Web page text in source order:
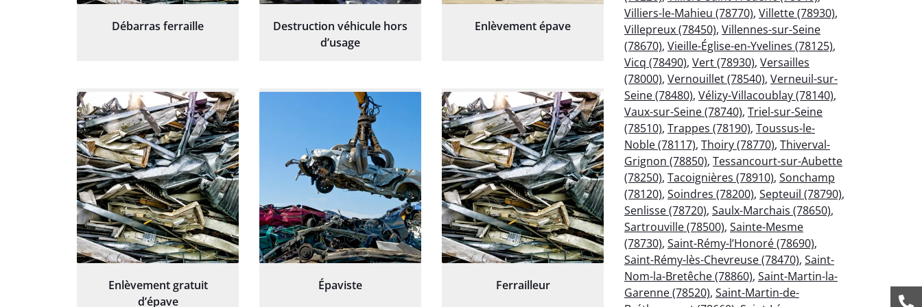
Débarras ferraille
Destruction véhicule hors
d’usage
Enlèvement épave
Enlèvement gratuit
d’épave
Épaviste Ferrailleur
Villiers-le-Mahieu (78770), Villette (78930),
Villepreux (78450), Villennes-sur-Seine
(78670), Vieille-Église-en-Yvelines (78125),
Vicq (78490), Vert (78930), Versailles
(78000), Vernouillet (78540), Verneuil-sur-
Seine (78480), Vélizy-Villacoublay (78140),
Vaux-sur-Seine (78740), Triel-sur-Seine
(78510), Trappes (78190), Toussus-le-
Noble (78117), Thoiry (78770), Thiverval-
Grignon (78850), Tessancourt-sur-Aubette
(78250), Tacoignières (78910), Sonchamp
(78120), Soindres (78200), Septeuil (78790),
Senlisse (78720), Saulx-Marchais (78650),
Sartrouville (78500), Sainte-Mesme
(78730), Saint-Rémy-l’Honoré (78690),
Saint-Rémy-lès-Chevreuse (78470), Saint-
Nom-la-Bretêche (78860), Saint-Martin-la-
Garenne (78520), Saint-Martin-de-